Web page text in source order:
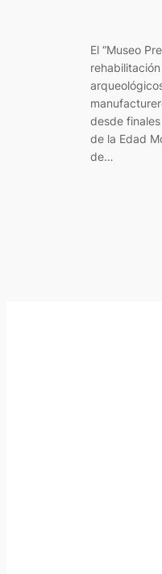
El “Museo
desde
de la Edad
de…